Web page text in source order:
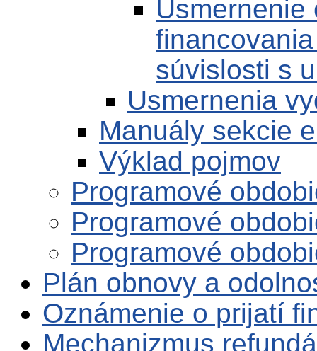
Usmernenie
súvislosti s
Usmernenia
Manuály sekcie
Výklad pojmov
Programové
Programové
Programové
Plán obnovy a
Oznámenie o prijatí
Mechanizmus